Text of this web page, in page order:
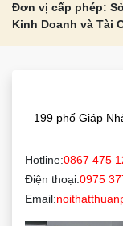
Đơn vị cấp phép:
Kinh Doanh và Tài
199 phố Giáp
Hotline:0867 475
Điện thoại:0975
Email: